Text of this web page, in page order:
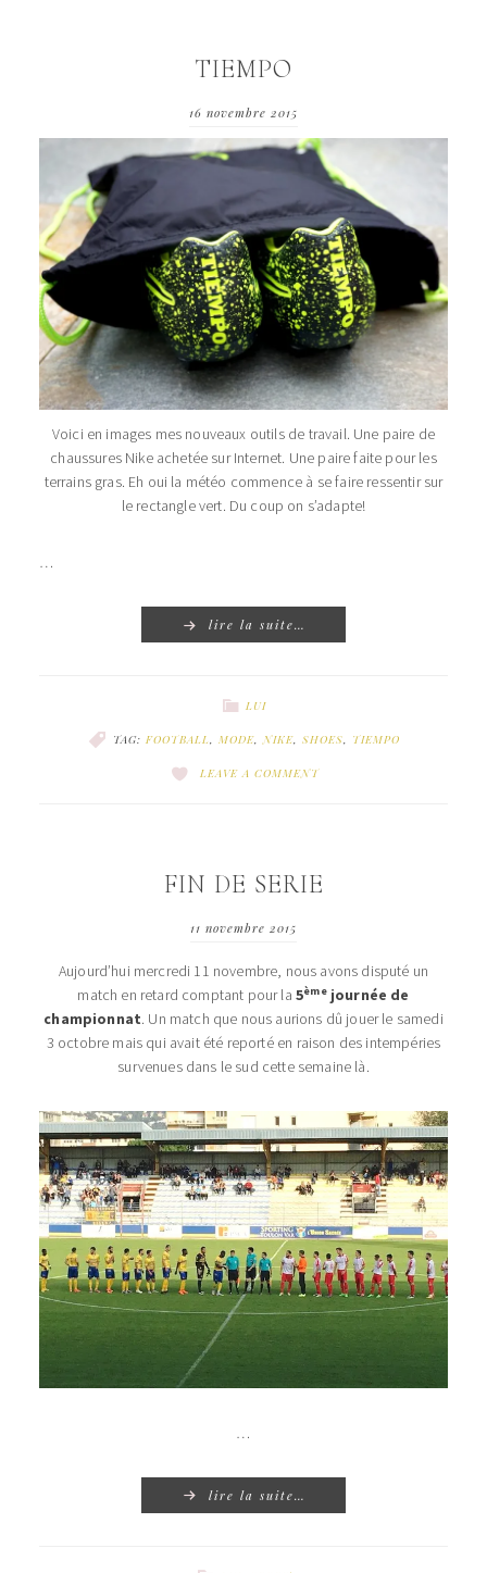
TIEMPO
16 novembre 2015
Voici en images mes nouveaux outils de travail. Une paire de
chaussures Nike achetée sur Internet. Une paire faite pour les
terrains gras. Eh oui la météo commence à se faire ressentir sur
le rectangle vert. Du coup on s’adapte!
…
lire la suite…
LUI
TAG: FOOTBALL, MODE,NIKE, SHOES, TIEMPO
LEAVE A COMMENT
FIN DE SERIE
11 novembre 2015
Aujourd’hui mercredi 11 novembre, nous avons disputé un
match en retard comptant pour la 5èmejournée de
championnat. Un match que nous aurions dû jouer le samedi
3 octobre mais qui avait été reporté en raison des intempéries
survenues dans le sud cette semaine là.
…
lire la suite…